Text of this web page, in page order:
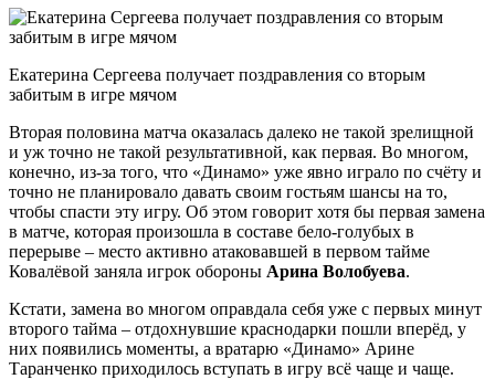
Екатерина Сергеева получает поздравления со вторым
забитым в игре мячом
Вторая половина матча оказалась далеко не такой зрелищной
и уж точно не такой результативной, как первая. Во многом,
конечно, из-за того, что «Динамо» уже явно играло по счёту и
точно не планировало давать своим гостьям шансы на то,
чтобы спасти эту игру. Об этом говорит хотя бы первая замена
в матче, которая произошла в составе бело-голубых в
перерыве – место активно атаковавшей в первом тайме
Ковалёвой заняла игрок обороны Арина Волобуева.
Кстати, замена во многом оправдала себя уже с первых минут
второго тайма – отдохнувшие краснодарки пошли вперёд, у
них появились моменты, а вратарю «Динамо» Арине
Таранченко приходилось вступать в игру всё чаще и чаще.